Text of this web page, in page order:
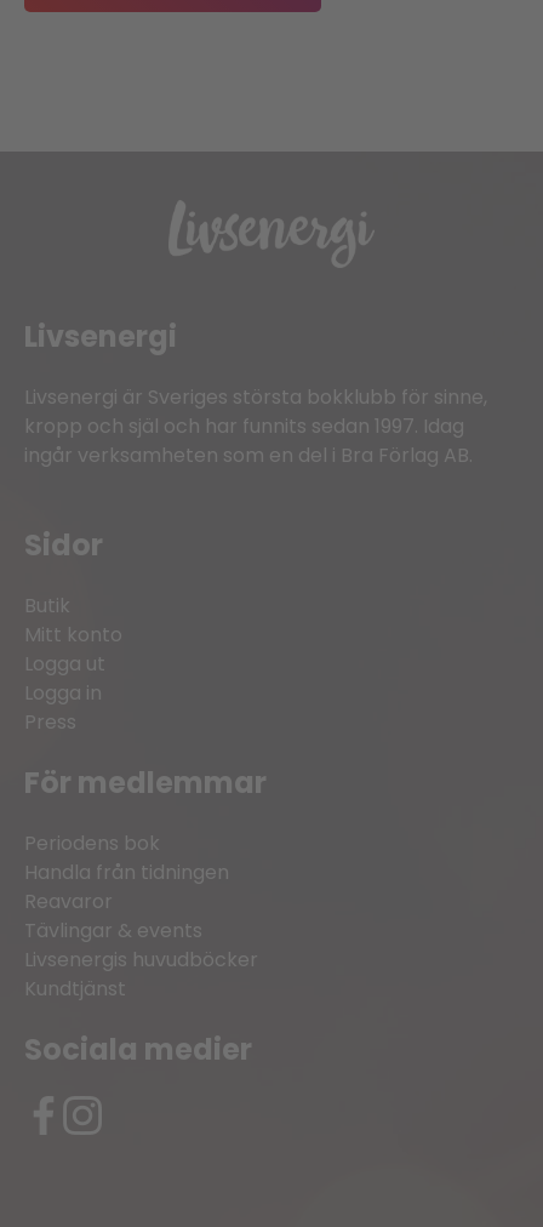
Livsenergi
Livsenergi är Sveriges största bokklubb för sinne,
kropp och själ och har funnits sedan 1997. Idag
ingår verksamheten som en del i Bra Förlag AB.
Sidor
Butik
Mitt konto
Logga ut
Logga in
Press
För medlemmar
Periodens bok
Handla från tidningen
Reavaror
Tävlingar & events
Livsenergis huvudböcker
Kundtjänst
Sociala medier